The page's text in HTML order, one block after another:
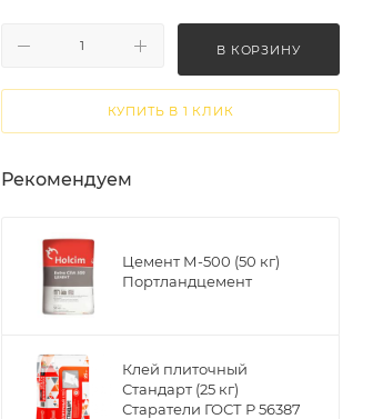
В КОРЗИНУ
КУПИТЬ В 1 КЛИК
Рекомендуем
Цемент М-500 (50 кг)
Портландцемент
Клей плиточный
Стандарт (25 кг)
Старатели ГОСТ Р 56387